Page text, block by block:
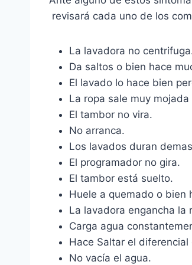
revisará cada uno de los
La lavadora no
Da saltos o bien hace
El lavado lo hace bien
La ropa sale muy
El tambor no vira.
No arranca.
Los lavados duran
El programador no gira.
El tambor está suelto.
Huele a quemado o bien
La lavadora engancha la
Carga agua
Hace Saltar el
No vacía el agua.